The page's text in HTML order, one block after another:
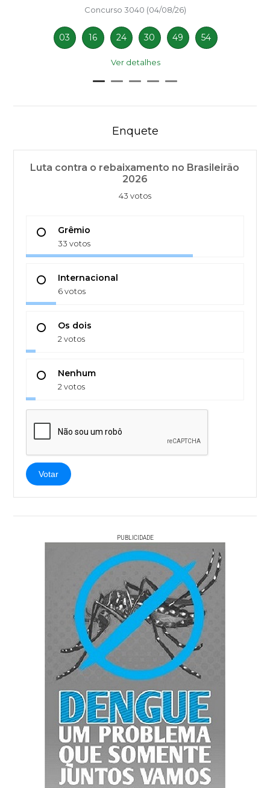
Concurso 3040 (04/08/26)
03 16 24 30 49 54
Ver detalhes
Enquete
Luta contra o rebaixamento no Brasileirão
2026
43 votos
Grêmio
33 votos
Internacional
6 votos
Os dois
2 votos
Nenhum
2 votos
Votar
PUBLICIDADE